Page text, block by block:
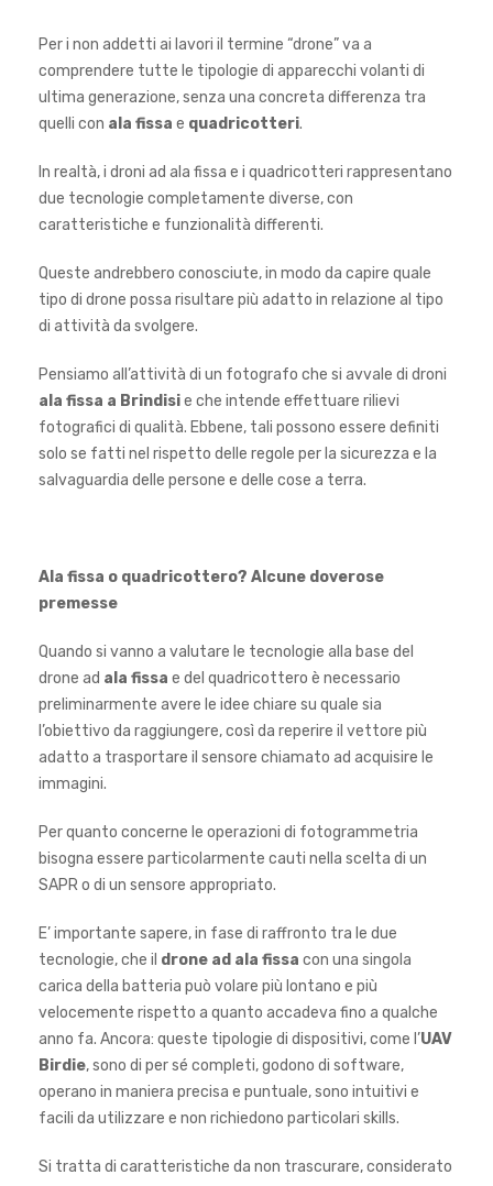
Per i non addetti ai lavori il termine “drone” va a
comprendere tutte le tipologie di apparecchi volanti di
ultima generazione, senza una concreta differenza tra
quelli con ala fissa e quadricotteri.
In realtà, i droni ad ala fissa e i quadricotteri rappresentano
due tecnologie completamente diverse, con
caratteristiche e funzionalità differenti.
Queste andrebbero conosciute, in modo da capire quale
tipo di drone possa risultare più adatto in relazione al tipo
di attività da svolgere.
Pensiamo all’attività di un fotografo che si avvale di droni
ala fissa a Brindisie che intende effettuare rilievi
fotografici di qualità. Ebbene, tali possono essere definiti
solo se fatti nel rispetto delle regole per la sicurezza e la
salvaguardia delle persone e delle cose a terra.
Ala fissa o quadricottero? Alcune doverose
premesse
Quando si vanno a valutare le tecnologie alla base del
drone ad ala fissa e del quadricottero è necessario
preliminarmente avere le idee chiare su quale sia
l’obiettivo da raggiungere, così da reperire il vettore più
adatto a trasportare il sensore chiamato ad acquisire le
immagini.
Per quanto concerne le operazioni di fotogrammetria
bisogna essere particolarmente cauti nella scelta di un
SAPR o di un sensore appropriato.
E’ importante sapere, in fase di raffronto tra le due
tecnologie, che il drone ad ala fissa con una singola
carica della batteria può volare più lontano e più
velocemente rispetto a quanto accadeva fino a qualche
anno fa. Ancora: queste tipologie di dispositivi, come l’UAV
Birdie, sono di per sé completi, godono di software,
operano in maniera precisa e puntuale, sono intuitivi e
facili da utilizzare e non richiedono particolari skills.
Si tratta di caratteristiche da non trascurare, considerato